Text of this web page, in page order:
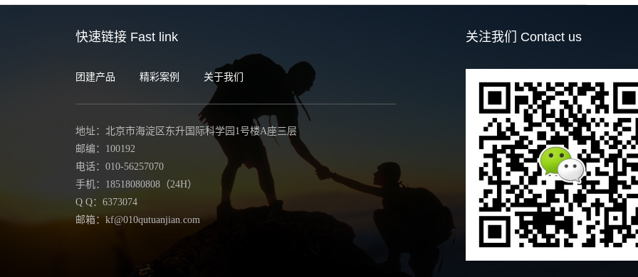
快速链接 Fast link
团建产品 精彩案例 关于我们
地址：北京市海淀区东升国际科学园1号楼A座三层
邮编：100192
电话：010-56257070
手机：18518080808（24H）
Q Q：6373074
邮箱：kf@010qutuanjian.com
关注我们 Contact us